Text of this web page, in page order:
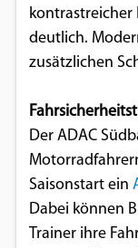
kontrastreicher
deutlich.
zusätzlichen
Der ADAC
Saisonstart ein
Dabei können
Trainer ihre